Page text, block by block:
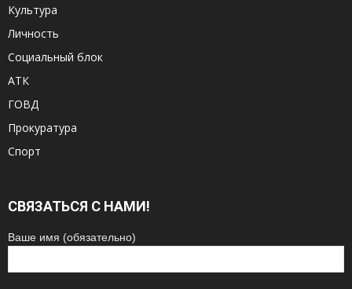
Культура
Личность
Социальный блок
АТК
ГОВД
Прокуратура
Спорт
СВЯЗАТЬСЯ С НАМИ!
Ваше имя (обязательно)